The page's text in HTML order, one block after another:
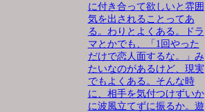
に付き合って欲しいと雰囲
気を出されることってあ
る。わりとよくある。ドラ
マとかでも、「1回やった
だけで恋人面するな。」み
たいなのがあるけど、現実
でもよくある。そんな時
に、相手を気付つけずいか
に波風立てずに振るか。遊